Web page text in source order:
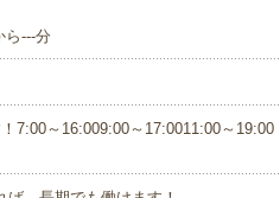
ら---分
7:00～16:009:00～17:0011:00～19:00